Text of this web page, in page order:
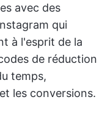
avec des
qui
à l'esprit de la
de réduction
temps,
les conversions.